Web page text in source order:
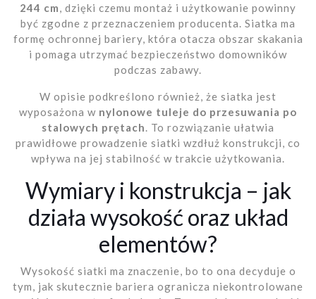
244 cm, dzięki czemu montaż i użytkowanie powinny
być zgodne z przeznaczeniem producenta. Siatka ma
formę ochronnej bariery, która otacza obszar skakania
i pomaga utrzymać bezpieczeństwo domowników
podczas zabawy.
W opisie podkreślono również, że siatka jest
wyposażona w nylonowe tuleje do przesuwania po
stalowych prętach. To rozwiązanie ułatwia
prawidłowe prowadzenie siatki wzdłuż konstrukcji, co
wpływa na jej stabilność w trakcie użytkowania.
Wymiary i konstrukcja – jak
działa wysokość oraz układ
elementów?
Wysokość siatki ma znaczenie, bo to ona decyduje o
tym, jak skutecznie bariera ogranicza niekontrolowane